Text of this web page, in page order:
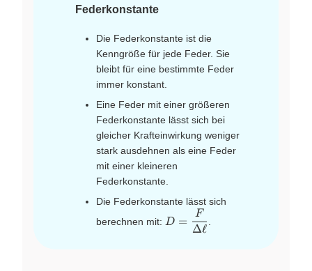
Federkonstante
Die Federkonstante ist die
Kenngröße für jede Feder. Sie
bleibt für eine bestimmte Feder
immer konstant.
Eine Feder mit einer größeren
Federkonstante lässt sich bei
gleicher Krafteinwirkung weniger
stark ausdehnen als eine Feder
mit einer kleineren
Federkonstante.
Die Federkonstante lässt sich
berechnen mit: D=\dfrac{F}
{\Delta \ell}
D =
Δℓ
F